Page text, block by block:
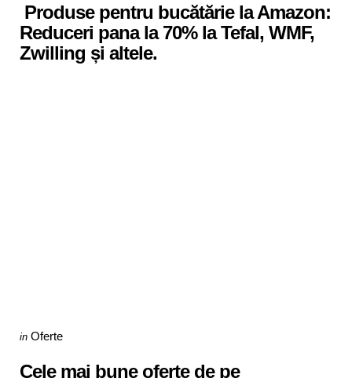
Produse pentru bucătărie la Amazon:
Reduceri pana la 70% la Tefal, WMF,
Zwilling și altele.
Categories
Posted
in Oferte
Cele mai bune oferte de pe